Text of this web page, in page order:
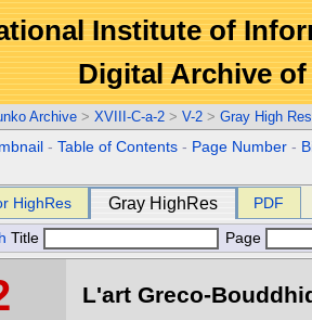
Institute of
Digital Archive
Archive > XVIII-C-a-2 > V-2 > Gray High
-Table of Contents - Page Number -
HighRes Gray HighRes PDF
Title Page
L'art Greco-